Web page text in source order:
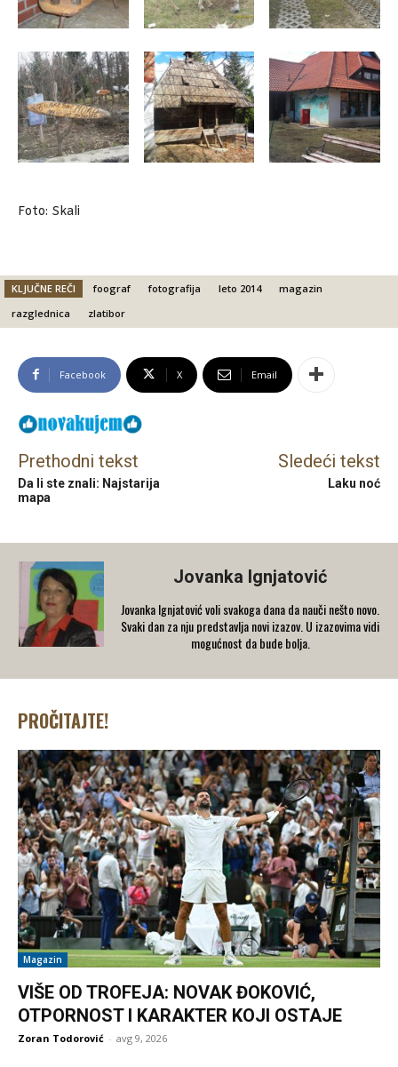
Foto: Skali
KLJUČNE REČI foograf fotografija leto 2014
magazin
razglednica
zlatibor
Facebook X Email
Prethodni tekst
Da li ste znali: Najstarija
mapa
Sledeći tekst
Laku noć
Jovanka Ignjatović
Jovanka Ignjatović voli svakoga dana da nauči nešto novo.
Svaki dan za nju predstavlja novi izazov. U izazovima vidi
mogućnost da bude bolja.
PROČITAJTE!
Magazin
VIŠE OD TROFEJA: NOVAK ĐOKOVIĆ,
OTPORNOST I KARAKTER KOJI OSTAJE
Zoran Todorović - avg 9, 2026